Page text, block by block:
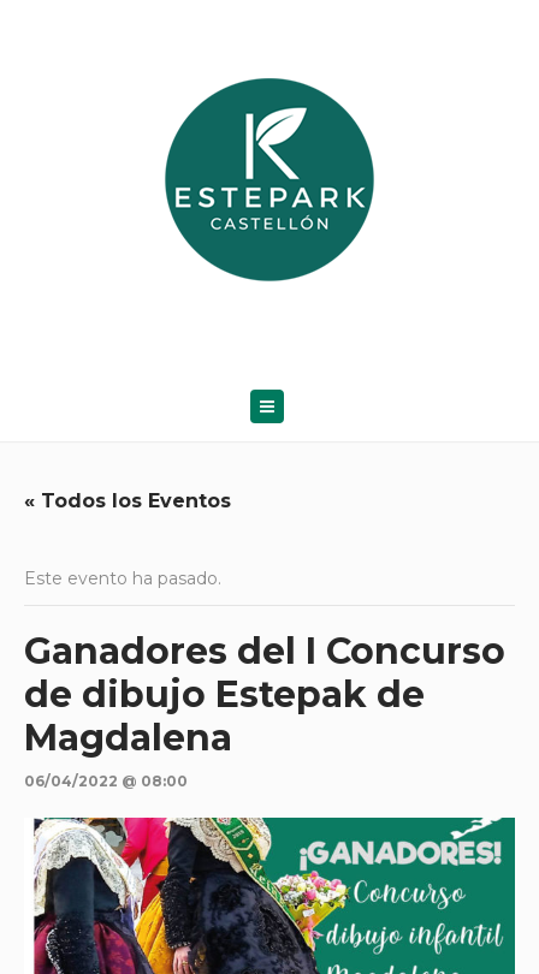
« Todos los Eventos
Este evento ha pasado.
Ganadores del I Concurso
de dibujo Estepak de
Magdalena
06/04/2022 @ 08:00